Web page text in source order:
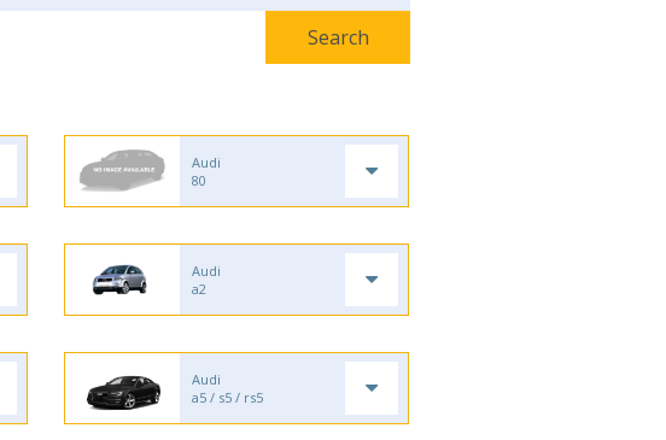
Audi
80
Audi
a2
Audi
a5 / s5 / rs5